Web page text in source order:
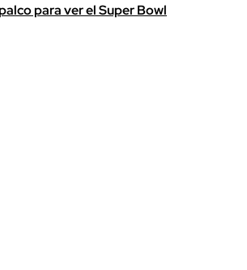
para ver el Super Bowl